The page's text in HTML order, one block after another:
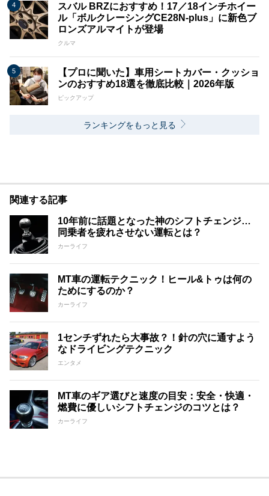
スバル BRZにおすすめ！17／18インチホイー
ル「ボルクレーシングCE28N-plus」に新色ブ
ロンズアルマイトが登場
クルマ
【プロに聞いた】車用シートカバー・クッショ
ンのおすすめ18選を徹底比較｜2026年版
ピックアップ
ランキングをもっと見る
関連する記事
10年前に話題となった神のシフトチェンジ…
同乗者を疲れさせない運転とは？
カーライフ
MT車の運転テクニック！ヒール&トゥは何の
ためにするのか？
カーライフ
1センチずれたら大事故？！針の穴に通すよう
なドライビングテクニック
エンタメ
MT車のギア選びと速度の目安：安全・快適・
燃費に優しいシフトチェンジのコツとは？
カーライフ